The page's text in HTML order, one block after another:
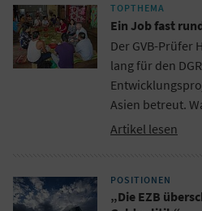
TOPTHEMA
Ein Job fast
Der GVB-Prüfer
lang für den
Asien betreut.
Artikel lesen
POSITIONEN
„Die EZB